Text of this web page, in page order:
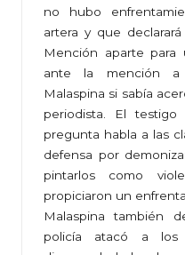
no hubo
artera y que
Mención aparte para
ante la mención
Malaspina si sabía
periodista. El
pregunta habla a las
defensa por
pintarlos como
propiciaron un
Malaspina también
policía atacó a los